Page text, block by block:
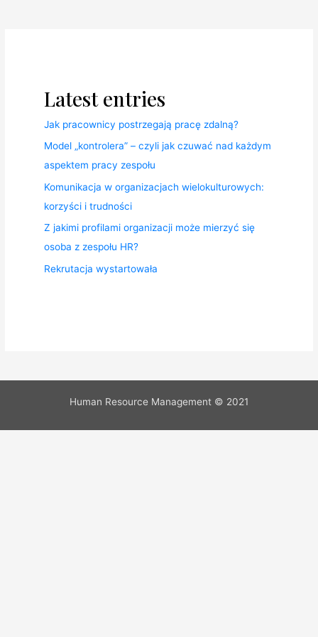
Latest entries
Jak pracownicy postrzegają pracę zdalną?
Model „kontrolera” – czyli jak czuwać nad każdym
aspektem pracy zespołu
Komunikacja w organizacjach wielokulturowych:
korzyści i trudności
Z jakimi profilami organizacji może mierzyć się
osoba z zespołu HR?
Rekrutacja wystartowała
Human Resource Management © 2021